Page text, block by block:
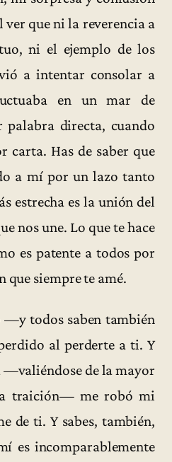
ver que ni la reverencia a
ni el ejemplo de los
a intentar consolar a
en un mar de
directa, cuando
carta. Has de saber que
a mí por un lazo tanto
estrecha es la unión del
nos une. Lo que te hace
es patente a todos por
que siempre te amé.
—y todos saben también
al perderte a ti. Y
de la mayor
traición— me robó mi
de ti. Y sabes, también,
es incomparablemente